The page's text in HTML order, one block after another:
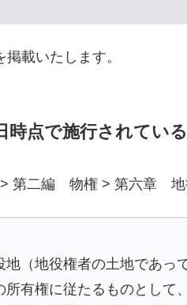
載いたします。
時点で施行されてい
> 第二編 物権 > 第六章 地
（地役権者の土地であっ
有権に従たるものとして